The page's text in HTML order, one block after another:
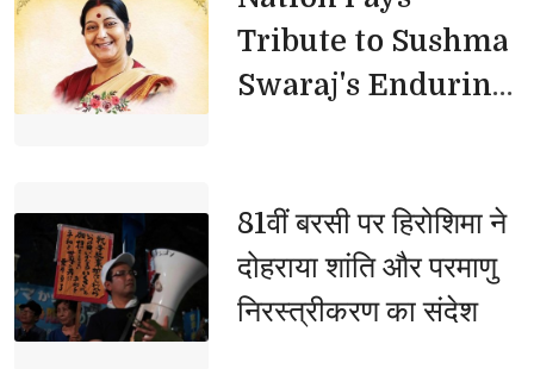
Tribute to Sushma
Swaraj's Enduring
81वीं बरसी पर हिरोशिमा ने
दोहराया शांति और परमाणु
निरस्त्रीकरण का संदेश